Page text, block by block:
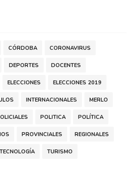
CÓRDOBA CORONAVIRUS
DEPORTES DOCENTES
ELECCIONES ELECCIONES 2019
INTERNACIONALES MERLO
POLITICA POLÍTICA
PROVINCIALES REGIONALES
TECNOLOGÍA TURISMO